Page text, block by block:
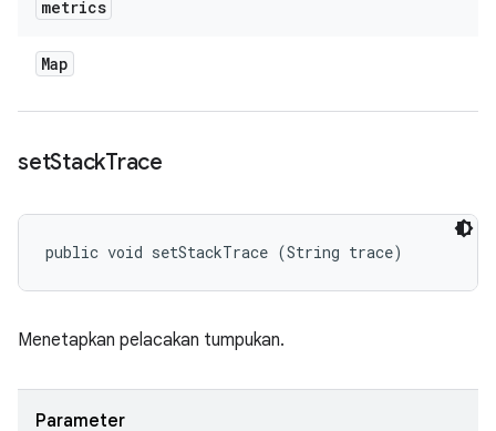
metrics
Map
setStackTrace
public void setStackTrace (String trace)
Menetapkan pelacakan tumpukan.
Parameter